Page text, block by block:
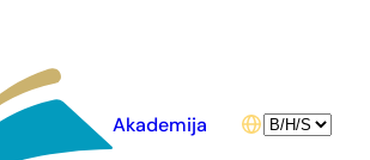
Akademija Choose
a